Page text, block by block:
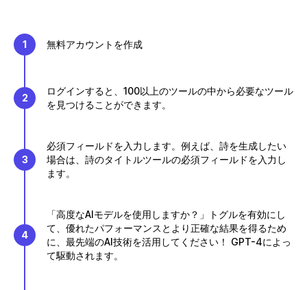
1 無料アカウントを作成
2
ログインすると、100以上のツールの中から必要なツール
を見つけることができます。
3
必須フィールドを入力します。例えば、詩を生成したい
場合は、詩のタイトルツールの必須フィールドを入力し
ます。
4
「高度なAIモデルを使用しますか？」トグルを有効にし
て、優れたパフォーマンスとより正確な結果を得るため
に、最先端のAI技術を活用してください！ GPT-4によっ
て駆動されます。